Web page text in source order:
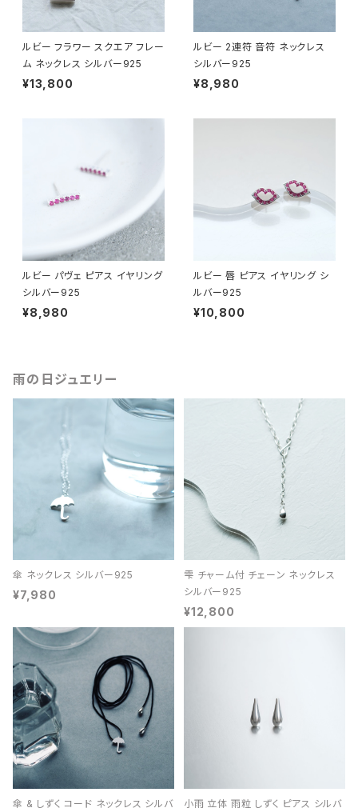
ルビー フラワー スクエア フレー
ム ネックレス シルバー925
¥13,800
ルビー 2連符 音符 ネックレス
シルバー925
¥8,980
ルビー パヴェ ピアス イヤリング
シルバー925
¥8,980
ルビー 唇 ピアス イヤリング シ
ルバー925
¥10,800
雨の日ジュエリー
傘 ネックレス シルバー925
¥7,980
雫 チャーム付 チェーン ネックレス
シルバー925
¥12,800
傘 & しずく コード ネックレス シルバ
小雨 立体 雨粒 しずく ピアス シルバ